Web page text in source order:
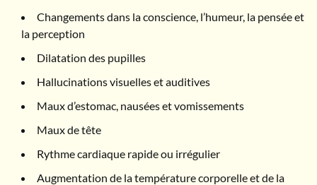
Changements dans la conscience, l’humeur, la pensée et
la perception
Dilatation des pupilles
Hallucinations visuelles et auditives
Maux d’estomac, nausées et vomissements
Maux de tête
Rythme cardiaque rapide ou irrégulier
Augmentation de la température corporelle et de la